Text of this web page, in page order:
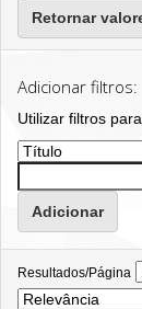
Retornar
Adicionar filtros:
Utilizar filtros
Resultados/Página